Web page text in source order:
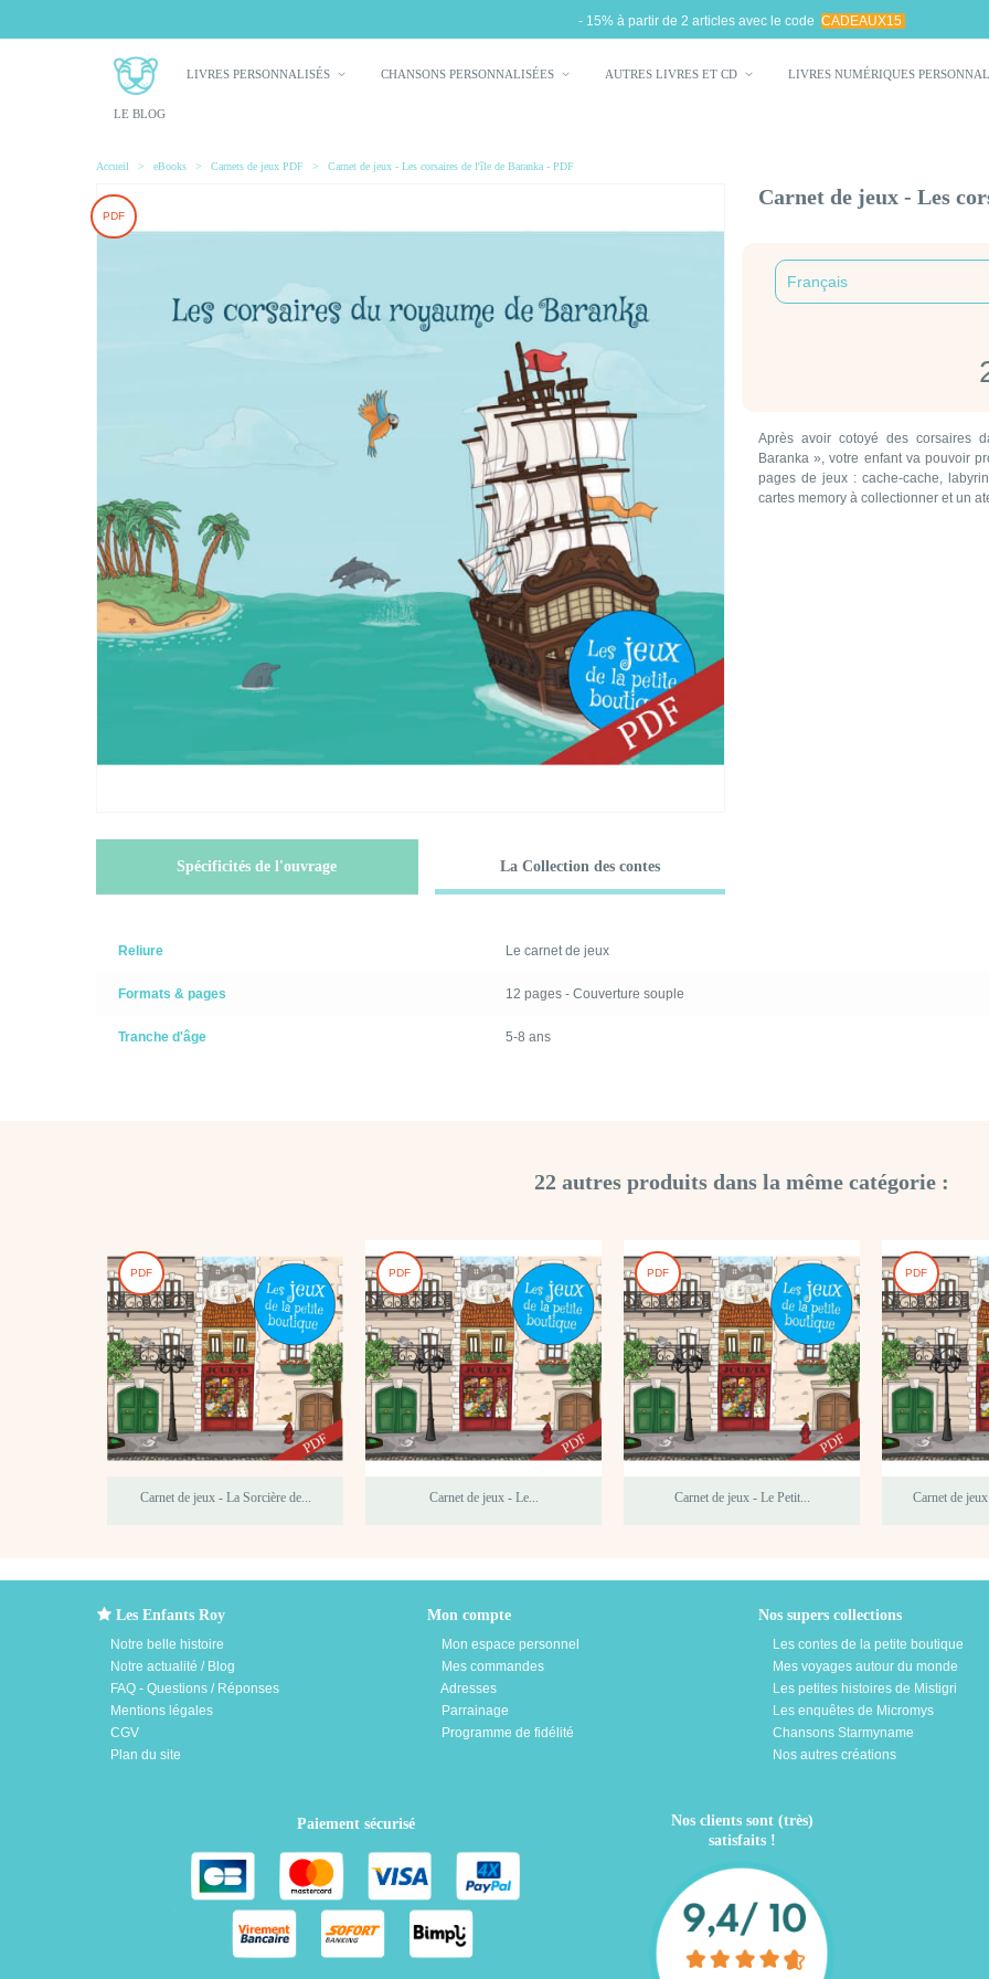
- 15% à partir de 2 articles avec le code CADEAUX15
LIVRES PERSONNALISÉS CHANSONS PERSONNALISÉES AUTRES LIVRES ET CD LIVRES NUMÉRIQUES
LE BLOG
Accueil > eBooks > Carnets de jeux PDF > Carnet de jeux - Les corsaires de l'île de Baranka - PDF
PDF
Carnet de jeux - Les
Après avoir cotoyé des corsaires
Baranka », votre enfant va pouvoir
pages de jeux : cache-cache,
cartes memory à collectionner et un
Spécificités de l'ouvrage La Collection des contes
Reliure Le carnet de jeux
Formats & pages 12 pages - Couverture souple
Tranche d'âge 5-8 ans
22 autres produits dans la même catégorie :
PDF
Carnet de jeux - La Sorcière de...
PDF
Carnet de jeux - Le...
PDF
Carnet de jeux - Le Petit...
PDF
Carnet de
Les Enfants Roy
Notre belle histoire
Notre actualité / Blog
FAQ - Questions / Réponses
Mentions légales
CGV
Plan du site
Mon compte
Mon espace personnel
Mes commandes
Adresses
Parrainage
Programme de fidélité
Nos supers collections
Les contes de la petite boutique
Mes voyages autour du monde
Les petites histoires de Mistigri
Les enquêtes de Micromys
Chansons Starmyname
Nos autres créations
Paiement sécurisé
Nos clients sont (très)
satisfaits !